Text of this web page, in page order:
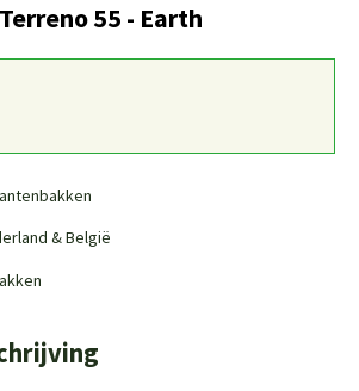
55 - Earth
& België